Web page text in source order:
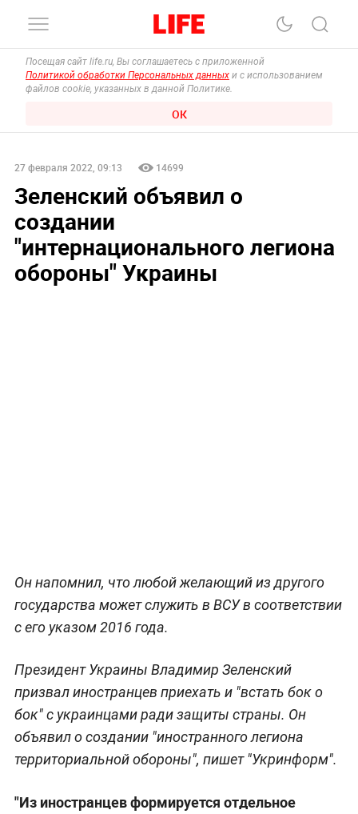
Посещая сайт life.ru, Вы соглашаетесь с приложенной
Политикой обработки Персональных данных и с использованием
файлов cookie, указанных в данной Политике.
ОК
27 февраля 2022, 09:13 14699
Зеленский объявил о
создании
"интернационального легиона
обороны" Украины
Он напомнил, что любой желающий из другого
государства может служить в ВСУ в соответствии
с его указом 2016 года.
Президент Украины Владимир Зеленский
призвал иностранцев приехать и "встать бок о
бок" с украинцами ради защиты страны. Он
объявил о создании "иностранного легиона
территориальной обороны", пишет "Укринформ".
"Из иностранцев формируется отдельное